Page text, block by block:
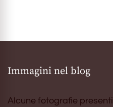
Immagini nel blog
Alcune fotografie